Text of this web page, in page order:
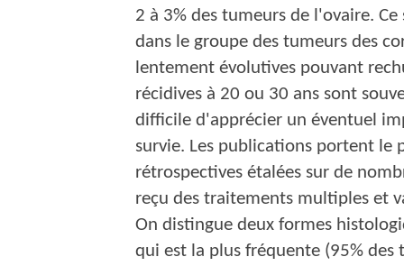
2 à 3% des tumeurs de l'ovaire.
dans le groupe des tumeurs des
lentement évolutives pouvant
récidives à 20 ou 30 ans sont
difficile d'apprécier un éventuel
survie. Les publications portent le
rétrospectives étalées sur de
reçu des traitements multiples et
On distingue deux formes
qui est la plus fréquente (95% des